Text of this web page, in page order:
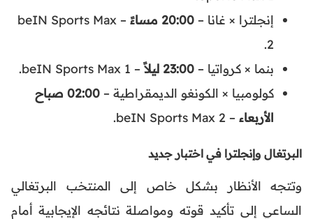
إنجلترا × غانا – 20:00 مساءً
– beIN Sports Max
2.
بنما × كرواتيا – 23:00 ليلاً
– beIN Sports Max 1.
كولومبيا × الكونغو الديمقراطية –
02:00 صباح
الأربعاء – beIN Sports Max 2.
البرتغال وإنجلترا في اختبار جديد
وتتجه الأنظار بشكل خاص إلى المنتخب البرتغالي
الساعي إلى تأكيد قوته ومواصلة نتائجه الإيجابية أمام